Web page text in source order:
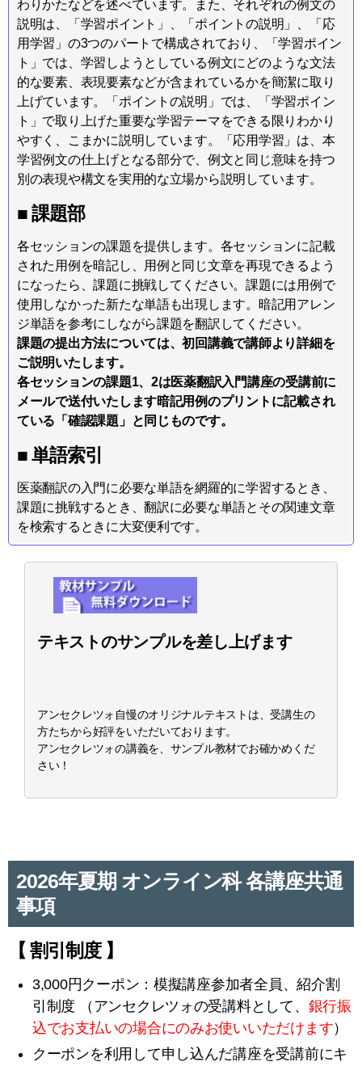
わりかたなどを述べています。また、それぞれの例文の
説明は、「学習ポイント」、「ポイントの説明」、「応
用学習」の3つのパートで構成されており、「学習ポイン
ト」では、学習しようとしている例文にどのような文法
的な要素、表現要素などが含まれているかを簡潔に取り
上げています。「ポイントの説明」では、「学習ポイン
ト」で取り上げた重要な学習テーマをできる限りわかり
やすく、こまかに説明しています。「応用学習」は、本
学習例文の仕上げとなる部分で、例文と同じ意味を持つ
別の表現や構文を実用的な立場から説明しています。
■ 課題部
各セッションの課題を提供します。各セッションに記載
された用例を暗記し、用例と同じ文章を再現できるよう
になったら、課題に挑戦してください。課題には用例で
使用しなかった新たな単語も出現します。暗記用アレン
ジ単語を参考にしながら課題を翻訳してください。
課題の提出方法については、初回講義で講師より詳細を
ご説明いたします。
各セッションの課題1、2は医薬翻訳入門講座の受講前に
メールで送付いたします暗記用例のプリントに記載され
ている「確認課題」と同じものです。
■ 単語索引
医薬翻訳の入門に必要な単語を網羅的に学習するとき、
課題に挑戦するとき、翻訳に必要な単語とその関連文章
を検索するときに大変便利です。
テキストのサンプルを差し上げます
アンセクレツォ自慢のオリジナルテキストは、受講生の
方たちから好評をいただいております。
アンセクレツォの講義を、サンプル教材でお確かめくだ
さい！
2026年夏期 オンライン科 各講座共通
事項
【 割引制度 】
3,000円クーポン：模擬講座参加者全員、紹介割
引制度 （アンセクレツォの受講料として、 銀行振
込でお支払いの場合にのみお使いいただけます）
クーポンを利用して申し込んだ講座を受講前にキ